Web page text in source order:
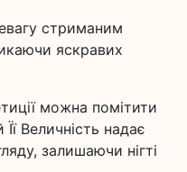
стриманим
яскравих
можна помітити
Величність надає
залишаючи нігті